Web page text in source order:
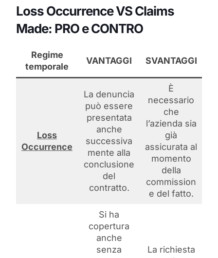
Loss Occurrence VS Claims
Made: PRO e CONTRO
Regime
temporale
VANTAGGI SVANTAGGI
Loss
Occurrence
La denuncia
può essere
presentata
anche
successiva
mente alla
conclusione
del
contratto.
È
necessario
che
l’azienda sia
già
assicurata al
momento
della
commission
e del fatto.
Si ha
copertura
anche
senza
La richiesta